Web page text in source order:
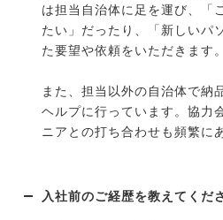
は担当自治体に足を運び、「
たい」だったり、「新しいパ
た要望や依頼をいただきます。
また、担当以外の自治体で納
ヘルプに行っています。協力
ニアとの打ち合わせも頻繁に
入社前のご経歴を教えてくだ